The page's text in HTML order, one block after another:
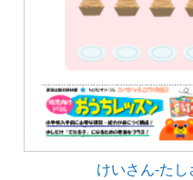
けいさん-た